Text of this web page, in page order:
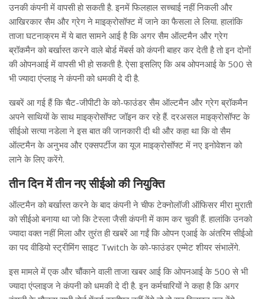
उनकी कंपनी में वापसी हो सकती है. इनमें फिलहाल सच्चाई नहीं निकली और
आखिरकार सैम और ग्रेग ने माइक्रोसॉफ्ट में जाने का फैसला ले लिया. हालांकि
ताजा घटनाक्रम में ये बात सामने आई है कि अगर सैम ऑल्टमैन और ग्रेग
ब्रॉकमैन को बर्खास्त करने वाले बोर्ड मेंबर्स को कंपनी बाहर कर देती है तो इन दोनों
की ओपनआई में वापसी भी हो सकती है. ऐसा इसलिए कि अब ओपनआई के 500 से
भी ज्यादा एंप्लाइ ने कंपनी को धमकी दे दी है.
खबरें आ गई हैं कि चैट-जीपीटी के को-फाउंडर सैम ऑल्टमैन और ग्रेग ब्रॉकमैन
अपने साथियों के साथ माइक्रोसॉफ्ट जॉइन कर रहे हैं. दरअसल माइक्रोसॉफ्ट के
सीईओ सत्या नडेला ने इस बात की जानकारी दी थी और कहा था कि वो सैम
ऑल्टमैन के अनुभव और एक्सपर्टीज का यूज माइक्रोसॉफ्ट में नए इनोवेशन को
लाने के लिए करेंगे.
तीन दिन में तीन नए सीईओ की नियुक्ति
ऑल्टमैन को बर्खास्त करने के बाद कंपनी ने चीफ टेक्नोलॉजी ऑफिसर मीरा मुराती
को सीईओ बनाया था जो कि टेस्ला जैसी कंपनी में काम कर चुकी हैं. हालांकि उनको
ज्यादा वक्त नहीं मिला और तुरंत ही खबरें आ गईं कि ओपन एआई के अंतरिम सीईओ
का पद वीडियो स्ट्रीमिंग साइट Twitch के को-फाउंडर एम्मेट शीयर संभालेंगे.
इस मामले में एक और चौंकाने वाली ताजा खबर आई कि ओपनआई के 500 से भी
ज्यादा एंप्लाइज ने कंपनी को धमकी दे दी है. इन कर्मचारियों ने कहा है कि अगर